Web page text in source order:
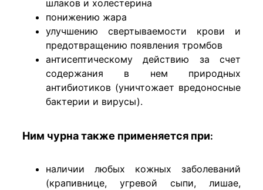
шлаков и холестерина
понижению жара
улучшению свертываемости крови и
предотвращению появления тромбов
антисептическому действию за счет
содержания в нем природных
антибиотиков (уничтожает вредоносные
бактерии и вирусы).
Ним чурна также применяется при:
наличии любых кожных заболеваний
(крапивнице, угревой сыпи, лишае,